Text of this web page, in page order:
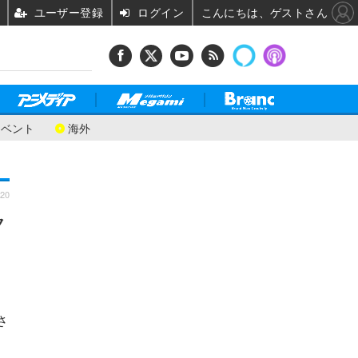
ント 海外
ユーザー登録 ログイン こんにちは、ゲストさん